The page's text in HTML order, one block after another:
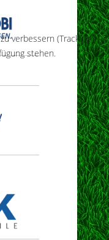
verbessern (Tracking
stehen.